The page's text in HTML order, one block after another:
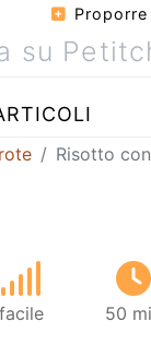
Risotto
facile 50